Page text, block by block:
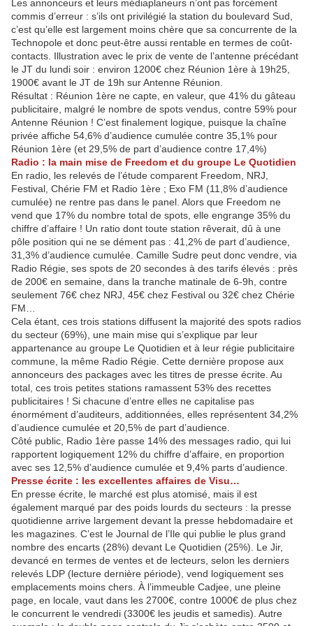
Les annonceurs et leurs médiaplaneurs n’ont pas forcément
commis d’erreur : s’ils ont privilégié la station du boulevard Sud,
c’est qu’elle est largement moins chère que sa concurrente de la
Technopole et donc peut-être aussi rentable en termes de coût-
contacts. Illustration avec le prix de vente de l’antenne précédant
le JT du lundi soir : environ 1200€ chez Réunion 1ère à 19h25,
1900€ avant le JT de 19h sur Antenne Réunion.
Résultat : Réunion 1ère ne capte, en valeur, que 41% du gâteau
publicitaire, malgré le nombre de spots vendus, contre 59% pour
Antenne Réunion ! C’est finalement logique, puisque la chaîne
privée affiche 54,6% d’audience cumulée contre 35,1% pour
Réunion 1ère (et 29,5% de part d’audience contre 17,4%)
Radio : la main mise de Freedom et du groupe Le Quotidien
En radio, les relevés de l’étude comparent Freedom, NRJ,
Festival, Chérie FM et Radio 1ère ; Exo FM (11,8% d’audience
cumulée) ne rentre pas dans le panel. Alors que Freedom ne
vend que 17% du nombre total de spots, elle engrange 35% du
chiffre d’affaire ! Un ratio dont toute station rêverait, dû à une
pôle position qui ne se dément pas : 41,2% de part d’audience,
31,3% d’audience cumulée. Camille Sudre peut donc vendre, via
Radio Régie, ses spots de 20 secondes à des tarifs élevés : près
de 200€ en semaine, dans la tranche matinale de 6-9h, contre
seulement 76€ chez NRJ, 45€ chez Festival ou 32€ chez Chérie
FM…
Cela étant, ces trois stations diffusent la majorité des spots radios
du secteur (69%), une main mise qui s’explique par leur
appartenance au groupe Le Quotidien et à leur régie publicitaire
commune, la même Radio Régie. Cette dernière propose aux
annonceurs des packages avec les titres de presse écrite. Au
total, ces trois petites stations ramassent 53% des recettes
publicitaires ! Si chacune d’entre elles ne capitalise pas
énormément d’auditeurs, additionnées, elles représentent 34,2%
d’audience cumulée et 20,5% de part d’audience.
Côté public, Radio 1ère passe 14% des messages radio, qui lui
rapportent logiquement 12% du chiffre d’affaire, en proportion
avec ses 12,5% d’audience cumulée et 9,4% parts d’audience.
Presse écrite : les excellentes affaires de Visu…
En presse écrite, le marché est plus atomisé, mais il est
également marqué par des poids lourds du secteurs : la presse
quotidienne arrive largement devant la presse hebdomadaire et
les magazines. C’est le Journal de l’Ile qui publie le plus grand
nombre des encarts (28%) devant Le Quotidien (25%). Le Jir,
devancé en termes de ventes et de lecteurs, selon les derniers
relevés LDP (lecture dernière période), vend logiquement ses
emplacements moins chers. À l’immeuble Cadjee, une pleine
page, en locale, vaut dans les 2700€, contre 1000€ de plus chez
le concurrent le vendredi (3300€ les jeudis et samedis). Autre